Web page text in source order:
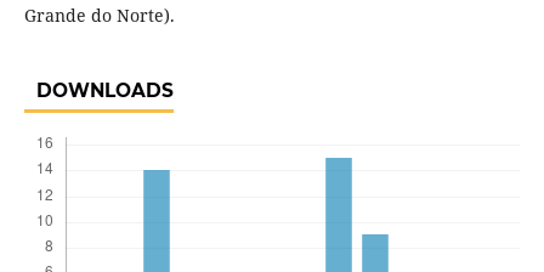
Grande do Norte).
DOWNLOADS